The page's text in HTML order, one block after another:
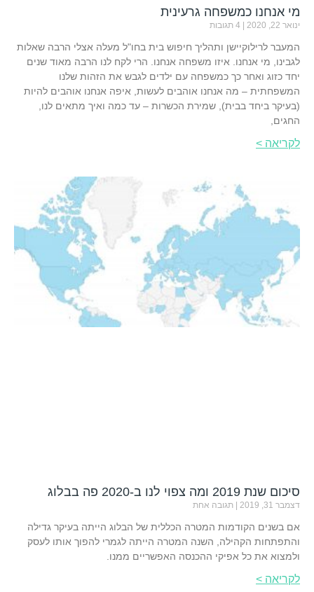
מי אנחנו כמשפחה גרעינית
ינואר 22, 2020
המעבר לרילוקיישן ותהליך חיפוש בית בחו"ל מעלה אצלי הרבה שאלות
לגבינו, מי אנחנו. איזו משפחה אנחנו. הרי לקח לנו הרבה מאוד שנים
יחד כזוג ואחר כך כמשפחה עם ילדים לגבש את הזהות שלנו
המשפחתית – מה אנחנו אוהבים לעשות, איפה אנחנו אוהבים להיות
(בעיקר ביחד בבית), שמירת הכשרות – עד כמה ואיך מתאים לנו,
החגים,
לקריאה >
סיכום שנת 2019 ומה צפוי לנו ב-2020 פה בבלוג
דצמבר 31, 2019 תגובה אחת
אם בשנים הקודמות המטרה הכללית של הבלוג הייתה בעיקר גדילה
והתפתחות הקהילה, השנה המטרה הייתה לגמרי להפוך אותו לעסק
ולמצוא את כל אפיקי ההכנסה האפשריים ממנו.
לקריאה >